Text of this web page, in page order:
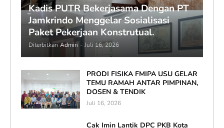
Kadis PUTR Bekerjasama Dengan PT
Jamkrindo Menggelar Sosialisasi
Paket Pekerjaan Konstrutual.
Diterbitkan Admin - Juli 16, 2026
PRODI FISIKA FMIPA USU GELAR
TEMU RAMAH ANTAR PIMPINAN,
DOSEN & TENDIK
Juli 16, 2026
Cak Imin Lantik DPC PKB Kota